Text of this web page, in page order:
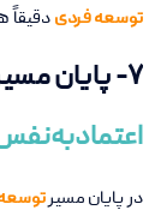
توسعه فردیدقیقاً
۷- پایان مسیر و شروع یک مسیر جدید؛
در پایان مسیر